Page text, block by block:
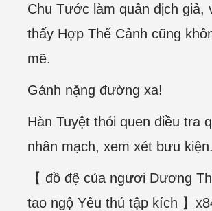
Chu Tước làm quân địch giả,
thấy Hợp Thể Cảnh cũng
mẽ.
Gánh nặng đường xa!
Hàn Tuyệt thói quen điều tra
nhân mạch, xem xét bưu kiện.
【 đồ đệ của ngươi Dương
tao ngộ Yêu thú tập kích 】